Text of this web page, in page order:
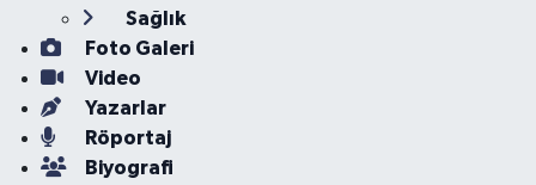
Sağlık
Foto Galeri
Video
Yazarlar
Röportaj
Biyografi